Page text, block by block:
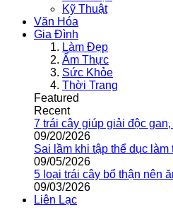
Kỹ Thuật
Văn Hóa
Gia Đình
Làm Đẹp
Ẩm Thực
Sức Khỏe
Thời Trang
Featured
Recent
7 trái cây giúp giải độc
09/20/2026
Sai lầm khi tập thể dục
09/05/2026
5 loại trái cây bổ thận nên
09/03/2026
Liên Lạc